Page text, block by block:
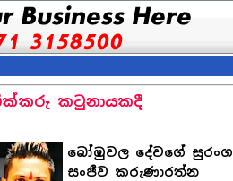
කටුනායකදී
බෝඹුවල දේවගේ සුරංග
සංජීව කරුණාරත්න